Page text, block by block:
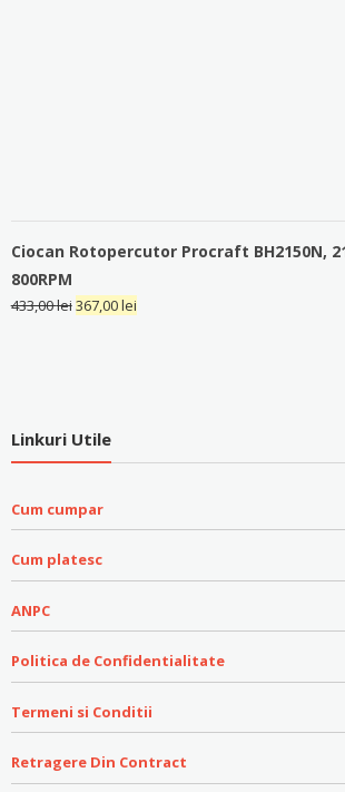
Ciocan Rotopercutor Procraft BH2150N,
800RPM
433,00lei367,00lei
Linkuri Utile
Cum cumpar
Cum platesc
ANPC
Politica de Confidentialitate
Termeni si Conditii
Retragere Din Contract